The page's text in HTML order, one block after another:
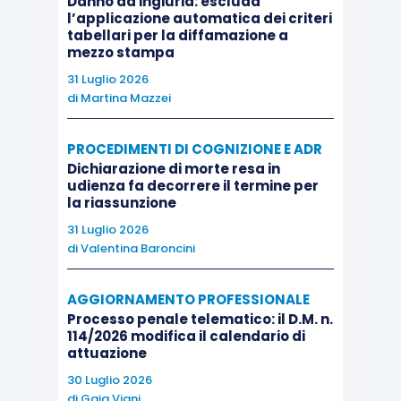
e, dunque, del medesimo provvedimento di
cancellazione dall’elenco degli avvocati stabiliti.
QUESTIONI
[1] In senso conforme al principio sancito dalla
prima massima in epigrafe, v.,ex multis
Sez. Un., 5 dicembre 2016, n. 24739,Foro it.
2016, voce
Avvocato
18395,ibid., voce cit., n. 87, richiamata in
motivazione.
Secondo il consolidato orientamento
giurisprudenziale, infatti, nel giudizio di
impugnazione delle decisioni del CNF dinanzi alla
l’applicazione automatica dei criteri
tabellari per la diffamazione a
mezzo stampa
31 Luglio 2026
di Martina Mazzei
PROCEDIMENTI DI COGNIZIONE E ADR
Dichiarazione di morte resa in
udienza fa decorrere il termine per
la riassunzione
31 Luglio 2026
diValentina Baroncini
AGGIORNAMENTO PROFESSIONALE
Processo penale telematico: il D.M. n.
114/2026 modifica il calendario di
attuazione
30 Luglio 2026